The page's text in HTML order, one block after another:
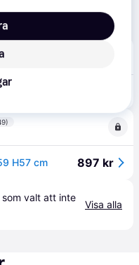
cm Svart
H57 cm 897 kr
som valt att inte
Visa alla